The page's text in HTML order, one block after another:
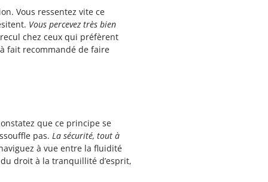
Vous ressentez vite ce
Vous percevez très bien
chez ceux qui préfèrent
fait recommandé de faire
que ce principe se
pas. La sécurité, tout à
à vue entre la fluidité
droit à la tranquillité d’esprit,